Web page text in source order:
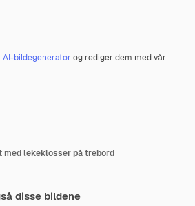
AI-bildegenerator og rediger dem med vår
lekeklosser på trebord
disse bildene